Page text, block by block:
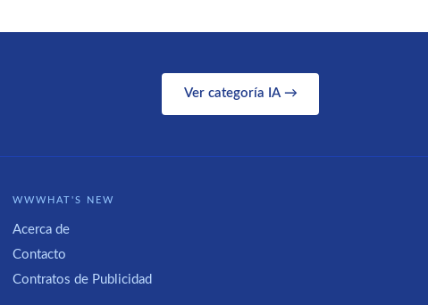
Ver categoría IA →
WWWHAT'S NEW
Acerca de
Contacto
Contratos de Publicidad